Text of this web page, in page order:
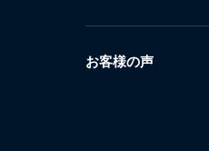
お客様の声